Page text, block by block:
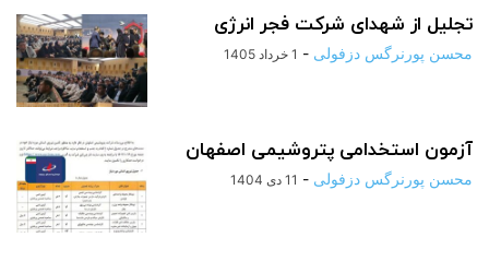
تجلیل از شهدای شرکت فجر انرژی
محسن پورنرگس دزفولی - 1 خرداد 1405
آزمون استخدامی پتروشیمی اصفهان
محسن پورنرگس دزفولی - 11 دی 1404